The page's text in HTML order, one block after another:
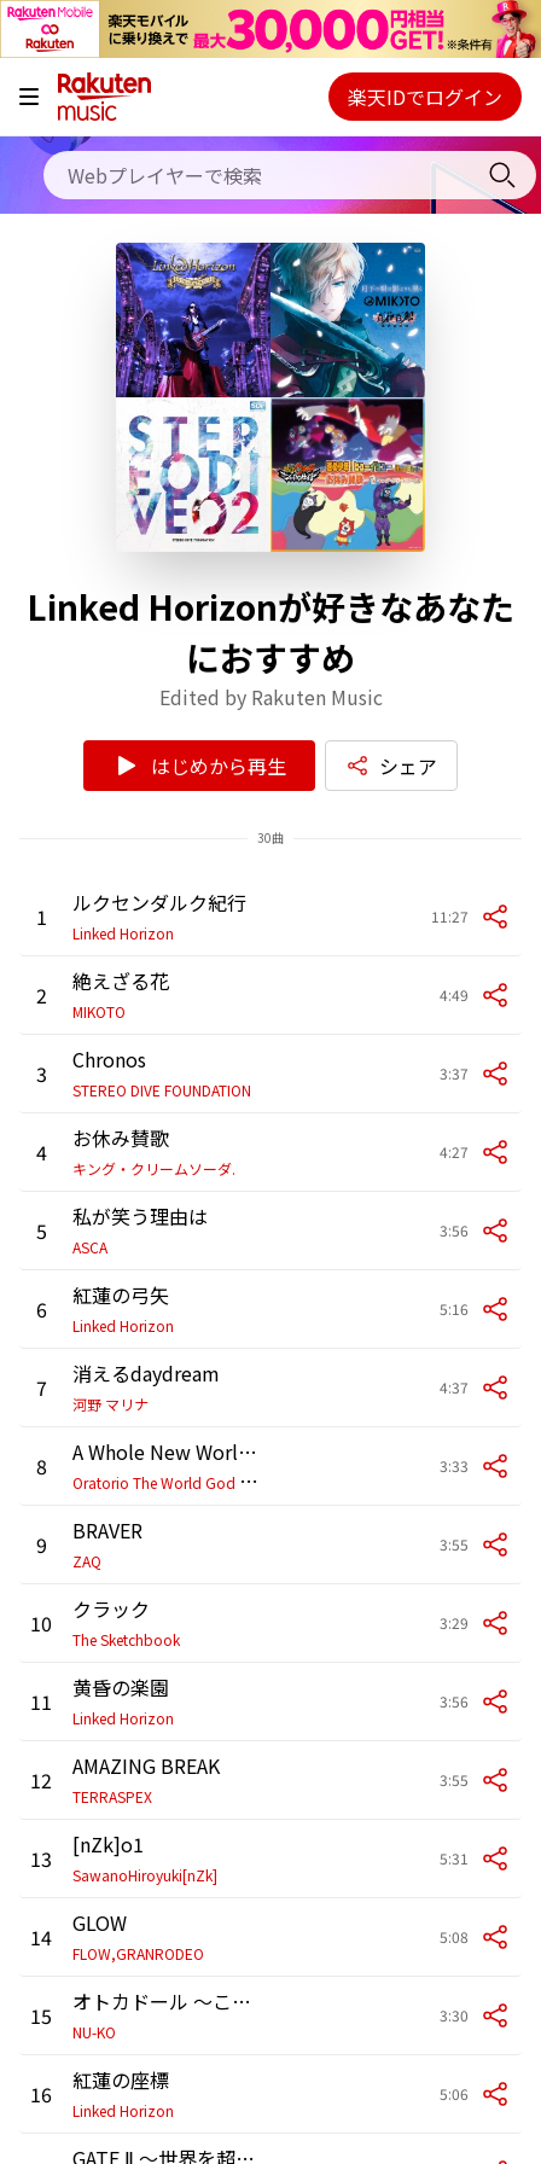
キャンペーン
料金プラン
使い方
初回30日間無料お試し
Webプレイヤー
ご契約内容の確認・変更
楽天IDでログイン
Linked Horizonが好きなあなた
におすすめ
Edited by Rakuten Music
はじめから再生 シェア
30曲
1 ルクセンダルク紀行
Linked Horizon
11:27
2 絶えざる花
MIKOTO
4:49
3 Chronos
STEREO DIVE FOUNDATION
3:37
4 お休み賛歌
キング・クリームソーダ.
4:27
5 私が笑う理由は
ASCA
3:56
6 紅蓮の弓矢
Linked Horizon
5:16
7 消えるdaydream
河野 マリナ
4:37
8
A Whole New World God Only Knows
O
ratorio The World God Only Knows
3:33
9 BRAVER
ZAQ
3:55
10 クラック
The Sketchbook
3:29
11 黄昏の楽園
Linked Horizon
3:56
12 AMAZING BREAK
TERRASPEX
3:55
13 [nZk]o1
SawanoHiroyuki[nZk]
5:31
14 GLOW
FLOW,GRANRODEO
5:08
15 オトカドール ～このゆびとまれ～
NU-KO
3:30
16 紅蓮の座標
Linked Horizon
5:06
GATE Ⅱ ～世界を超えて～